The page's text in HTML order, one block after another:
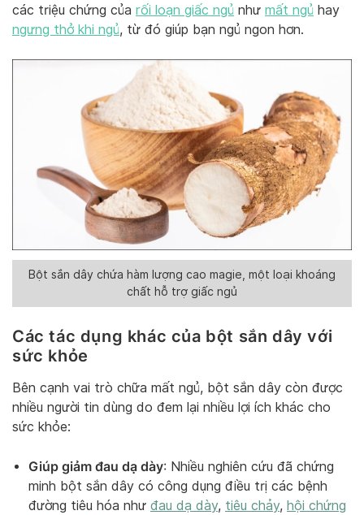
các triệu chứng của rối loạn giấc ngủ như mất ngủ hay
ngưng thở khi ngủ, từ đó giúp bạn ngủ ngon hơn.
Bột sắn dây chứa hàm lượng cao magie, một loại khoáng
chất hỗ trợ giấc ngủ
Các tác dụng khác của bột sắn dây với
sức khỏe
Bên cạnh vai trò chữa mất ngủ, bột sắn dây còn được
nhiều người tin dùng do đem lại nhiều lợi ích khác cho
sức khỏe:
Giúp giảm đau dạ dày: Nhiều nghiên cứu đã chứng
minh bột sắn dây có công dụng điều trị các bệnh
đường tiêu hóa như đau dạ dày, tiêu chảy, hội chứng